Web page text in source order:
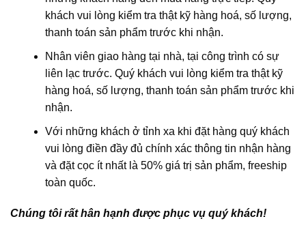
khách vui lòng kiểm tra thật kỹ hàng hoá, số lượng,
thanh toán sản phẩm trước khi nhận.
Nhân viên giao hàng tại nhà, tại công trình có sự
liên lạc trước. Quý khách vui lòng kiểm tra thật kỹ
hàng hoá, số lượng, thanh toán sản phẩm trước khi
nhận.
Với những khách ở tỉnh xa khi đặt hàng quý khách
vui lòng điền đầy đủ chính xác thông tin nhận hàng
và đặt cọc ít nhất là 50% giá trị sản phẩm, freeship
toàn quốc.
Chúng tôi rất hân hạnh được phục vụ quý khách!